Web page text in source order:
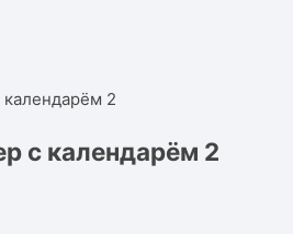
с календарём 2